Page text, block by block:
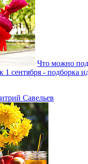
Что можно
1 сентября - подборка
Савельев